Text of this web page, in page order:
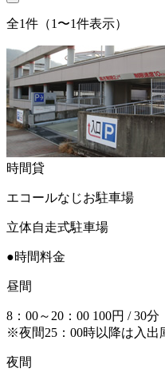
全1件（1〜1件表示）
時間貸
エコールなじお駐車場
立体自走式駐車場
●時間料金
昼間
8：00～20：00 100円 / 30分
※夜間25：00時以降は入出
夜間